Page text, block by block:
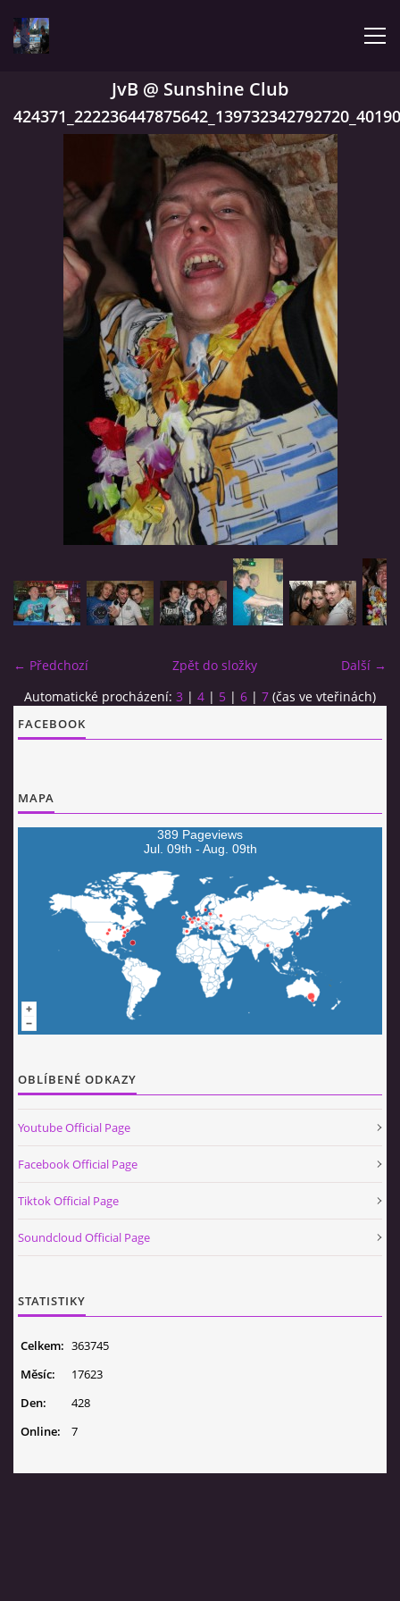
ÚVOD
BIOGRAPHY
MY MUSIC
TRACHNOTOMIA
CONFRONTATION WITH JIMMY
FLYERS
booking@jimmyvanbooken.com
JvB @ Sunshine Club
← Předchozí Další →
Zpět do složky
Automatické procházení: 3 | 4 | 5 | 6 | 7 (čas ve vteřinách)
FACEBOOK
MAPA
389 Pageviews
Jul. 09th - Aug. 09th
OBLÍBENÉ ODKAZY
Youtube Official Page
Facebook Official Page
Tiktok Official Page
Soundcloud Official Page
STATISTIKY
Online: 7
Celkem: 363745
Měsíc:
17623
Den:
428